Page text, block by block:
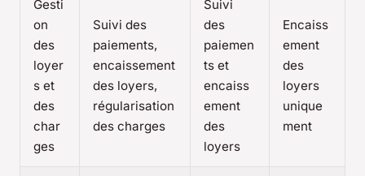
Gesti
on
des
loyer
s et
des
char
ges
Suivi des
paiements,
encaissement
des loyers,
régularisation
des charges
Suivi
des
paiemen
ts et
encaiss
ement
des
loyers
Encaiss
ement
des
loyers
unique
ment